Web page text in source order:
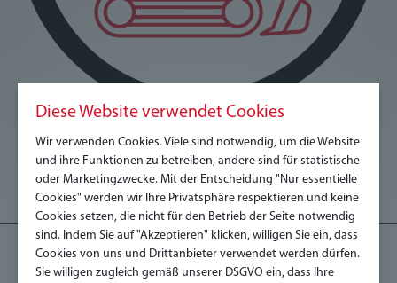
ERDBAU
Diese Website verwendet Cookies
Wir verwenden Cookies. Viele sind notwendig, um die Website
und ihre Funktionen zu betreiben, andere sind für statistische
oder Marketingzwecke. Mit der Entscheidung "Nur essentielle
Cookies" werden wir Ihre Privatsphäre respektieren und keine
Cookies setzen, die nicht für den Betrieb der Seite notwendig
sind. Indem Sie auf "Akzeptieren" klicken, willigen Sie ein, dass
Cookies von uns und Drittanbieter verwendet werden dürfen.
Sie willigen zugleich gemäß unserer DSGVO ein, dass Ihre